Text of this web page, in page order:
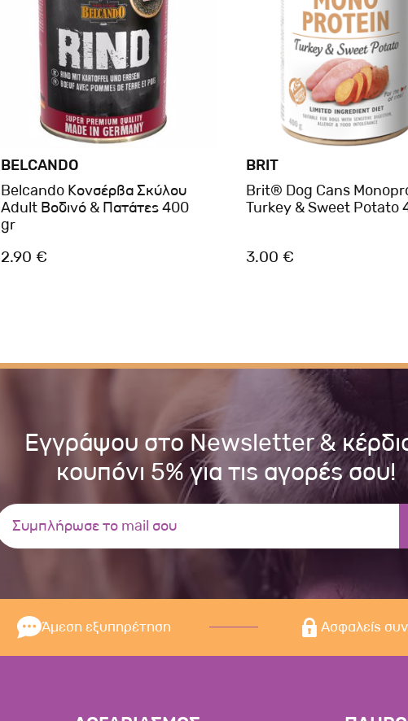
BELCANDO
Belcando Κονσέρβα Σκύλου
Adult Βοδινό & Πατάτες 400
gr
2.90 €
BRIT
Brit® Dog Cans
Turkey & Sweet Potato
3.00 €
Εγγράψου στο Newsletter &
κουπόνι 5% για τις αγορές σου!
Άμεση εξυπηρέτηση Ασφαλείς